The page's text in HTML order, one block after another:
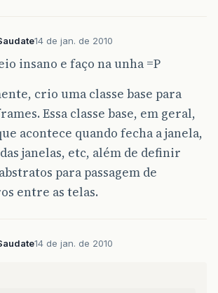
14 de jan. de 2010
insano e faço na unha =P
crio uma classe base para
Essa classe base, em geral,
acontece quando fecha a janela,
janelas, etc, além de definir
para passagem de
entre as telas.
14 de jan. de 2010